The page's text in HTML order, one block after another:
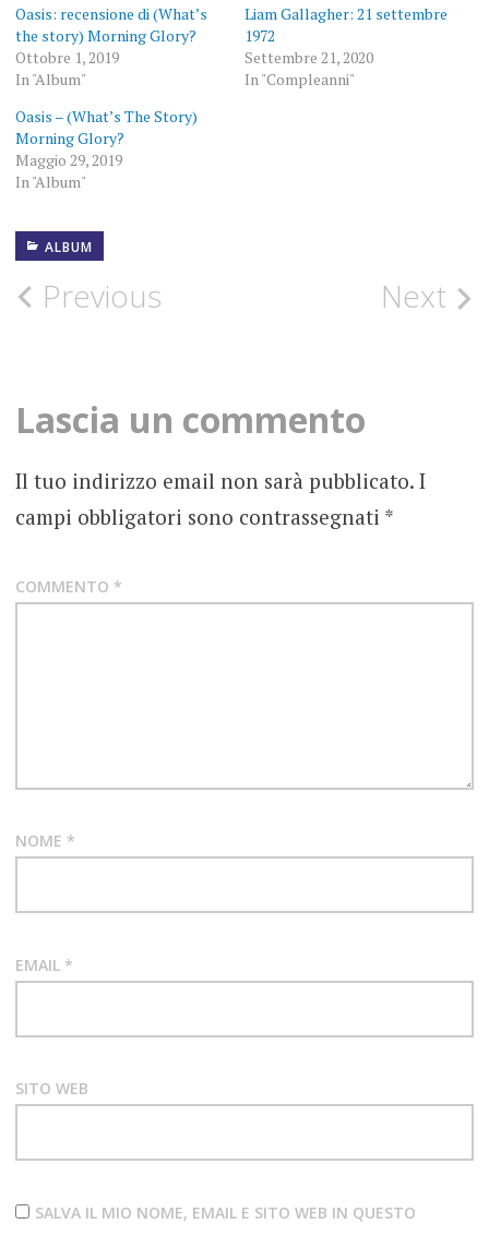
Oasis: recensione di (What’s
the story) Morning Glory?
Ottobre 1, 2019
In "Album"
Liam Gallagher: 21 settembre
1972
Settembre 21, 2020
In "Compleanni"
Oasis – (What’s The Story)
Morning Glory?
Maggio 29, 2019
In "Album"
ALBUM
1994
AGOSTO
OASIS
FOTOGRAFIE
Post
Previous Next
Lascia un commento
Il tuo indirizzo email non sarà pubblicato. I
campi obbligatori sono contrassegnati *
COMMENTO *
NOME *
EMAIL *
SITO WEB
SALVA IL MIO NOME, EMAIL E SITO WEB IN QUESTO